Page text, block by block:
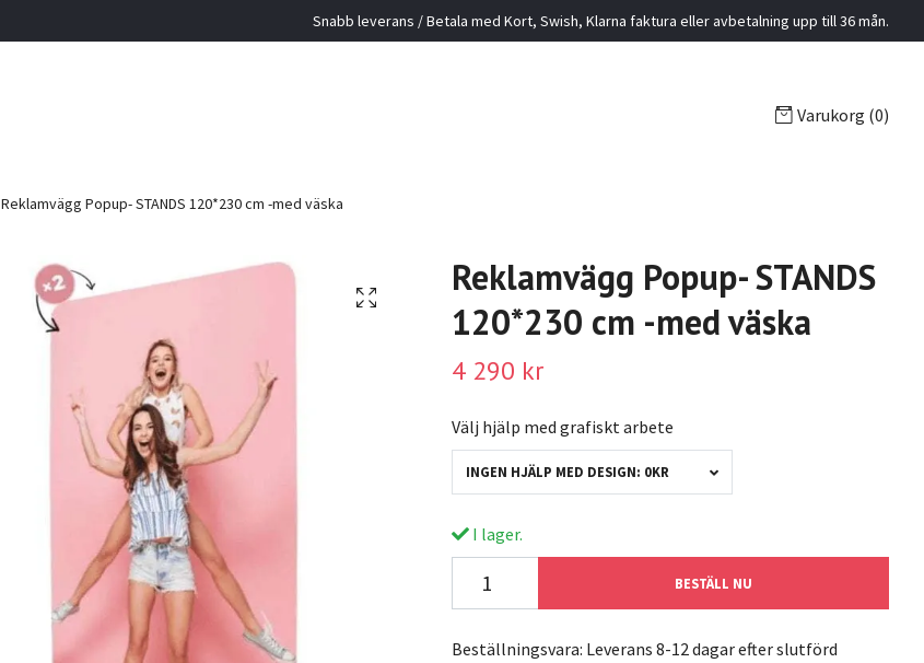
Snabb leverans / Betala med Kort, Swish, Klarna faktura eller avbetalning upp till 36 mån.
Varukorg (0)
Reklamvägg Popup- STANDS 120*230 cm -med väska
Reklamvägg Popup- STANDS
120*230 cm -med väska
4 290 kr
Välj hjälp med grafiskt arbete
INGEN HJÄLP MED DESIGN: 0KR
I lager.
BESTÄLL NU
Beställningsvara: Leverans 8-12 dagar efter slutförd